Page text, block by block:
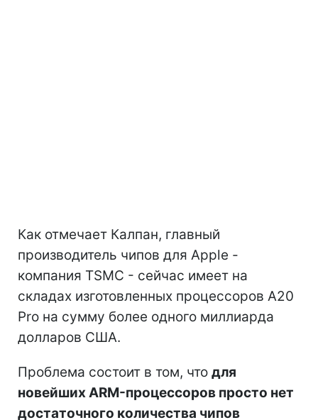
Как отмечает Калпан, главный
производитель чипов для Apple -
компания TSMC - сейчас имеет на
складах изготовленных процессоров A20
Pro на сумму более одного миллиарда
долларов США.
Проблема состоит в том, что для
новейших ARM-процессоров просто нет
достаточного количества чипов